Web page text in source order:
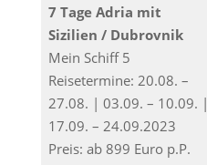
7 Tage Adria mit
Sizilien / Dubrovnik
Mein Schiff 5
Reisetermine: 20.08. –
27.08. | 03.09. – 10.09. |
17.09. – 24.09.2023
Preis: ab 899 Euro p.P.